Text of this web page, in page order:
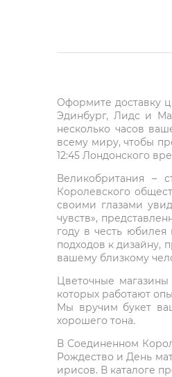
Оформите доставку
Эдинбург, Лидс и
несколько часов
всему миру, чтобы
12:45 Лондонского
Великобритания –
Королевского
своими глазами
чувств»,
году в честь юбилея
подходов к дизайну,
вашему близкому
Цветочные
которых работают
Мы вручим букет
хорошего тона.
В Соединенном
Рождество и День
ирисов. В каталоге